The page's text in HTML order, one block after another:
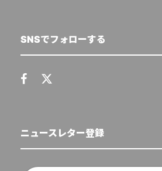
SNSでフォローする
ニュースレター登録